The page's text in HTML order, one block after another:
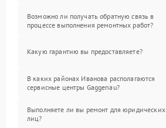
Возможно ли получать обратную связь в
процессе выполнения ремонтных работ?
Какую гарантию вы предоставляете?
В каких районах Иванова располагаются
сервисные центры Gaggenau?
Выполняете ли вы ремонт для юридических
лиц?